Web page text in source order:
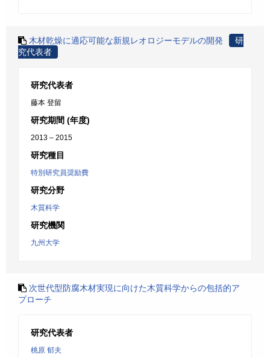
木材乾燥に適応可能な新規レオロジーモデルの開発
研
究代表者
研究代表者
藤本 登留
研究期間 (年度)
2013 – 2015
研究種目
特別研究員奨励費
研究分野
木質科学
研究機関
九州大学
次世代型防腐木材実現に向けた木質科学からの包括的ア
プローチ
研究代表者
桃原 郁夫